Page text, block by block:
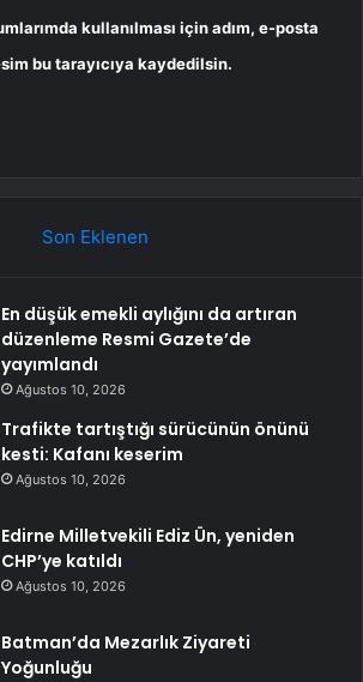
kullanılması için adım, e-posta
bu tarayıcıya kaydedilsin.
Son Eklenen
En düşük emekli aylığını da artıran
düzenleme Resmi Gazete’de
yayımlandı
Ağustos 10, 2026
Trafikte tartıştığı sürücünün önünü
kesti: Kafanı keserim
Ağustos 10, 2026
Edirne Milletvekili Ediz Ün, yeniden
CHP’ye katıldı
Ağustos 10, 2026
Batman’da Mezarlık Ziyareti
Yoğunluğu